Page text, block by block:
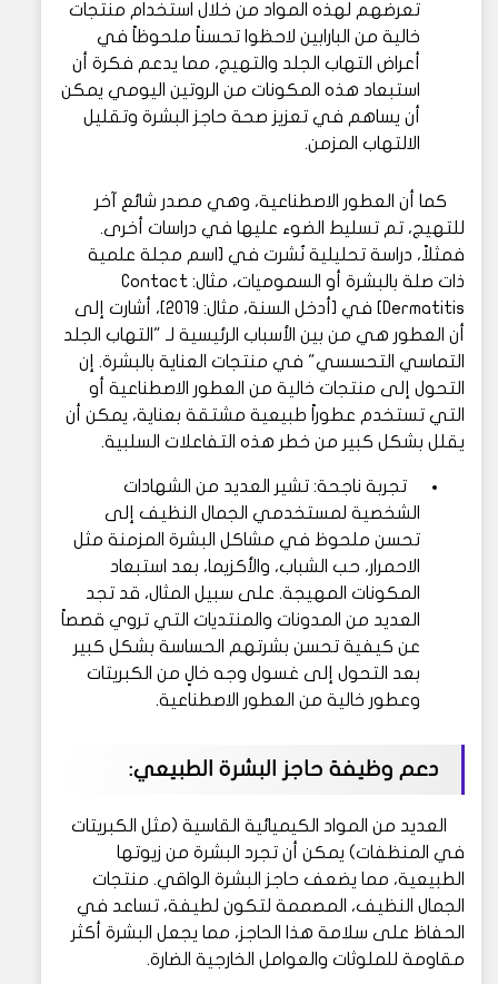
تعرضهم لهذه المواد من خلال استخدام منتجات
خالية من البارابين لاحظوا تحسناً ملحوظاً في
أعراض التهاب الجلد والتهيج، مما يدعم فكرة أن
استبعاد هذه المكونات من الروتين اليومي يمكن
أن يساهم في تعزيز صحة حاجز البشرة وتقليل
الالتهاب المزمن.
كما أن العطور الاصطناعية، وهي مصدر شائع آخر
للتهيج، تم تسليط الضوء عليها في دراسات أخرى.
فمثلاً، دراسة تحليلية نُشرت في [اسم مجلة علمية
ذات صلة بالبشرة أو السموميات، مثال: Contact
Dermatitis] في [أدخل السنة، مثال: 2019]، أشارت إلى
أن العطور هي من بين الأسباب الرئيسية لـ "التهاب الجلد
التماسي التحسسي" في منتجات العناية بالبشرة. إن
التحول إلى منتجات خالية من العطور الاصطناعية أو
التي تستخدم عطوراً طبيعية مشتقة بعناية، يمكن أن
يقلل بشكل كبير من خطر هذه التفاعلات السلبية.
تجربة ناجحة: تشير العديد من الشهادات
الشخصية لمستخدمي الجمال النظيف إلى
تحسن ملحوظ في مشاكل البشرة المزمنة مثل
الاحمرار، حب الشباب، والأكزيما، بعد استبعاد
المكونات المهيجة. على سبيل المثال، قد تجد
العديد من المدونات والمنتديات التي تروي قصصاً
عن كيفية تحسن بشرتهم الحساسة بشكل كبير
بعد التحول إلى غسول وجه خالٍ من الكبريتات
وعطور خالية من العطور الاصطناعية.
دعم وظيفة حاجز البشرة الطبيعي:
العديد من المواد الكيميائية القاسية (مثل الكبريتات
في المنظفات) يمكن أن تجرد البشرة من زيوتها
الطبيعية، مما يضعف حاجز البشرة الواقي. منتجات
الجمال النظيف، المصممة لتكون لطيفة، تساعد في
الحفاظ على سلامة هذا الحاجز، مما يجعل البشرة أكثر
مقاومة للملوثات والعوامل الخارجية الضارة.